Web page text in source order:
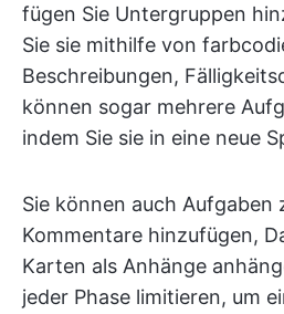
fügen Sie Untergruppen
Sie sie mithilfe von
Beschreibungen,
können sogar mehrere
indem Sie sie in eine neue
Sie können auch Aufgaben
Kommentare hinzufügen,
Karten als Anhänge
jeder Phase limitieren, um